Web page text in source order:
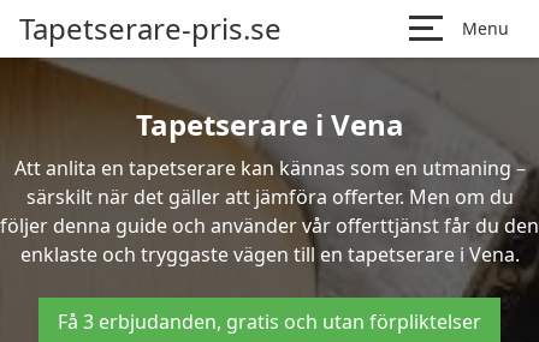
Tapetserare-pris.se Menu
Tapetserare i Vena
Att anlita en tapetserare kan kännas som en utmaning –
särskilt när det gäller att jämföra offerter. Men om du
följer denna guide och använder vår offerttjänst får du den
enklaste och tryggaste vägen till en tapetserare i Vena.
Få 3 erbjudanden, gratis och utan förpliktelser